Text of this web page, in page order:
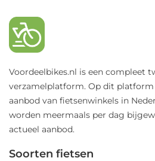
Voordeelbikes.nl is een compleet
verzamelplatform. Op dit
aanbod van fietsenwinkels in
worden meermaals per dag
actueel aanbod.
Soorten fietsen